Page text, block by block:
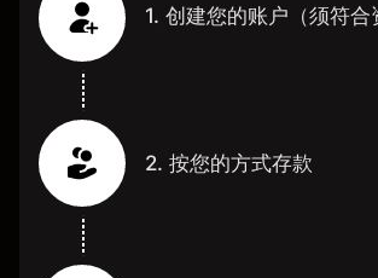
1. 创建您的账户（须符合
2. 按您的方式存款